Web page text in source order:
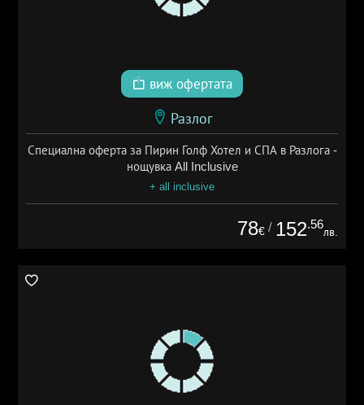
виж офертата
Разлог
Специална оферта за Пирин Голф Хотел и СПА в Разлога -
нощувка All Inclusive
+ all inclusive
78€ / 152.56
лв.